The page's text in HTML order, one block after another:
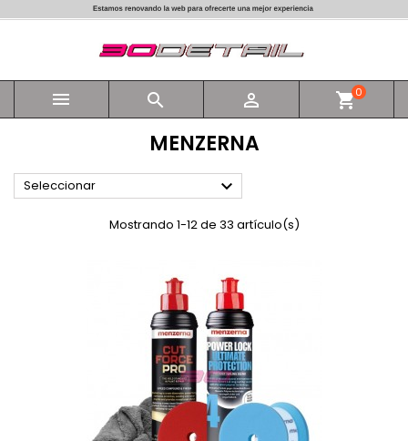
   shopping_cart0
MENZERNA
Seleccionar 
Mostrando 1-12 de 33 artículo(s)